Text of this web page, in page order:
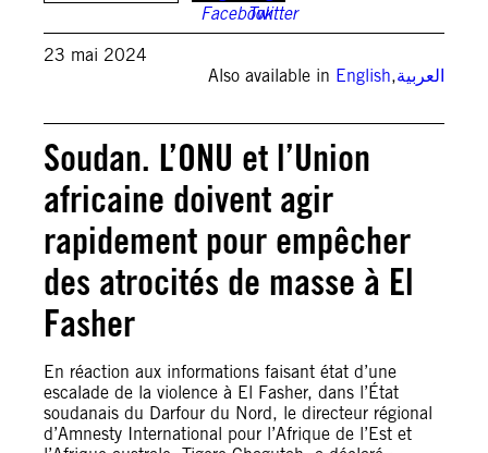
23 mai 2024
Also available in English,العربية
Soudan. L’ONU et l’Union
africaine doivent agir
rapidement pour empêcher
des atrocités de masse à El
Fasher
En réaction aux informations faisant état d’une
escalade de la violence à El Fasher, dans l’État
soudanais du Darfour du Nord, le directeur régional
d’Amnesty International pour l’Afrique de l’Est et